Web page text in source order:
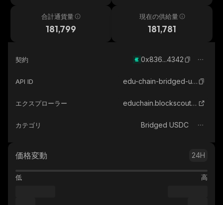
合計通貨量
181,799
現在の供給量
181,781
契約 0x836...4342
API ID edu-chain-bridged-usdc-edu-chain
エクスプローラー educhain.blockscout.com
カテゴリ Bridged USDC
価格変動 24H
低 高